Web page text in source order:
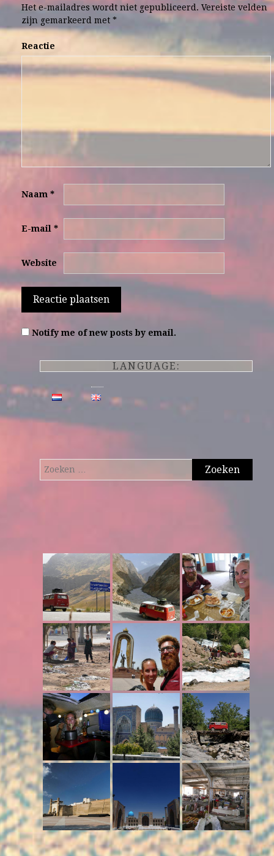
Het e-mailadres wordt niet gepubliceerd. Vereiste velden
zijn gemarkeerd met *
Reactie
Naam *
E-mail *
Website
Notify me of new posts by email.
LANGUAGE:
Zoeken